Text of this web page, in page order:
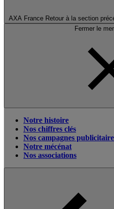
AXA France Retour à la section
Fermer le
Notre histoire
Nos chiffres clés
Nos campagnes
Notre mécénat
Nos associations